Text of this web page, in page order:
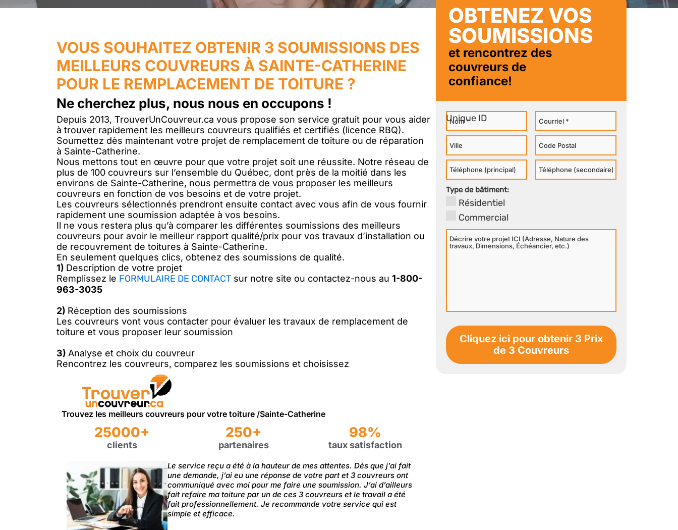
VOUS SOUHAITEZ OBTENIR 3 SOUMISSIONS DES
MEILLEURS COUVREURS À SAINTE-CATHERINE
POUR LE REMPLACEMENT DE TOITURE ?
Ne cherchez plus, nous nous en occupons !
Depuis 2013, TrouverUnCouvreur.ca vous propose son service gratuit pour vous aider
à trouver rapidement les meilleurs couvreurs qualifiés et certifiés (licence RBQ).
Soumettez dès maintenant votre projet de remplacement de toiture ou de réparation
à Sainte-Catherine.
Nous mettons tout en œuvre pour que votre projet soit une réussite. Notre réseau de
plus de 100 couvreurs sur l’ensemble du Québec, dont près de la moitié dans les
environs de Sainte-Catherine, nous permettra de vous proposer les meilleurs
couvreurs en fonction de vos besoins et de votre projet.
Les couvreurs sélectionnés prendront ensuite contact avec vous afin de vous fournir
rapidement une soumission adaptée à vos besoins.
Il ne vous restera plus qu’à comparer les différentes soumissions des meilleurs
couvreurs pour avoir le meilleur rapport qualité/prix pour vos travaux d’installation ou
de recouvrement de toitures à Sainte-Catherine.
En seulement quelques clics, obtenez des soumissions de qualité.
1) Description de votre projet
Remplissez le FORMULAIRE DE CONTACT sur notre site ou contactez-nous au 1-800-
963-3035
2) Réception des soumissions
Les couvreurs vont vous contacter pour évaluer les travaux de remplacement de
toiture et vous proposer leur soumission
3) Analyse et choix du couvreur
Rencontrez les couvreurs, comparez les soumissions et choisissez
Trouvez les meilleurs couvreurs pour votre toiture /Sainte-Catherine
25000+
clients
250+
partenaires
98%
taux satisfaction
Le service reçu a été à la hauteur de mes attentes. Dès que j’ai fait
une demande, j’ai eu une réponse de votre part et 3 couvreurs ont
communiqué avec moi pour me faire une soumission. J’ai d’ailleurs
fait refaire ma toiture par un de ces 3 couvreurs et le travail a été
fait professionnellement. Je recommande votre service qui est
simple et efficace.
OBTENEZ VOS
SOUMISSIONS
et rencontrez des
couvreurs de
confiance!
Nom Courriel
Ville
Code
Postal
Téléphone
Principal
Téléphone
Secondaire
Type de bâtiment:
Résidentiel
Commercial
Décrire
votre